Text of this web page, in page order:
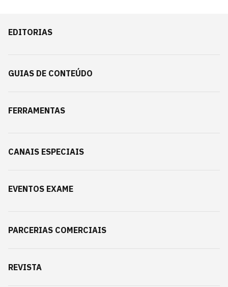
EDITORIAS
GUIAS DE CONTEÚDO
FERRAMENTAS
CANAIS ESPECIAIS
EVENTOS EXAME
PARCERIAS COMERCIAIS
REVISTA